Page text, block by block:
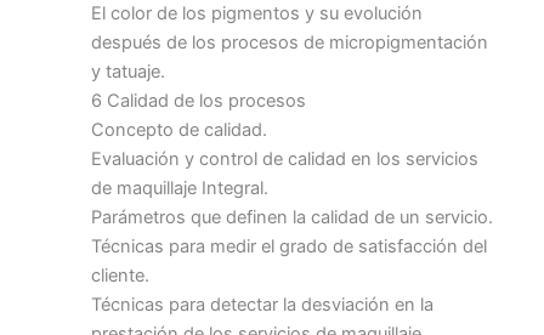
El color de los pigmentos y su evolución
después de los procesos de micropigmentación
y tatuaje.
6 Calidad de los procesos
Concepto de calidad.
Evaluación y control de calidad en los servicios
de maquillaje Integral.
Parámetros que definen la calidad de un servicio.
Técnicas para medir el grado de satisfacción del
cliente.
Técnicas para detectar la desviación en la